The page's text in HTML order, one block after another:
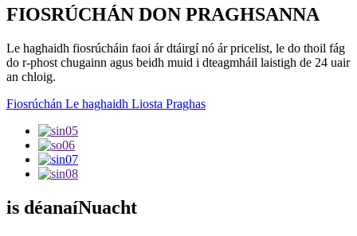
FIOSRÚCHÁN DON PRAGHSANNA
Le haghaidh fiosrúcháin faoi ár dtáirgí nó ár pricelist, le do thoil fág
do r-phost chugainn agus beidh muid i dteagmháil laistigh de 24 uair
an chloig.
Fiosrúchán Le haghaidh Liosta Praghas
is déanaíNuacht